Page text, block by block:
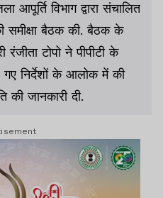
विभाग द्वारा संचालित
समीक्षा बैठक की. बैठक के
रंजीता टोपो ने पीपीटी के
गए निर्देशों के आलोक में की
की जानकारी दी.